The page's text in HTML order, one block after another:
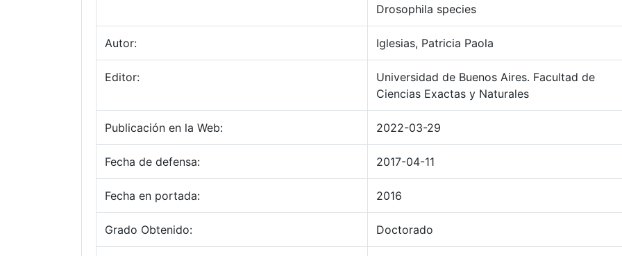
Drosophila species
Autor: Iglesias, Patricia Paola
Editor:
Universidad de Buenos Aires. Facultad de
Ciencias Exactas y Naturales
Publicación en la Web: 2022-03-29
Fecha de defensa: 2017-04-11
Fecha en portada: 2016
Grado Obtenido: Doctorado